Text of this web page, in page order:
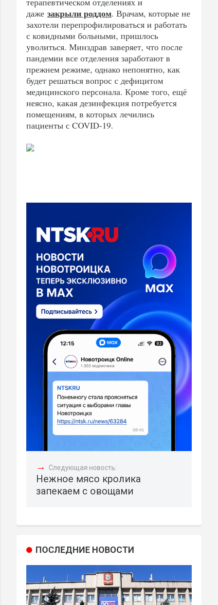
даже закрыли роддом. Врачам, которые не
захотели перепрофилироваться и работать
с ковидными больными, пришлось
уволиться. Минздрав заверяет, что после
пандемии все отделения заработают в
прежнем режиме, однако непонятно, как
будет решаться вопрос с дефицитом
медицинского персонала. Кроме того, ещё
неясно, какая дезинфекция потребуется
помещениям, в которых лечились
пациенты с COVID-19.
→ Следующая новость:
Нежное мясо кролика
запекаем с овощами
ПОСЛЕДНИЕ НОВОСТИ